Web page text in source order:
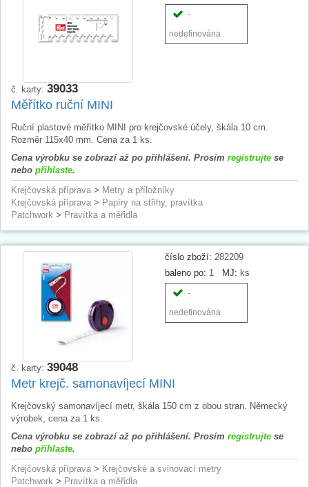
-
nedefinována
č. karty: 39033
Měřítko ruční MINI
Ruční plastové měřítko MINI pro krejčovské účely, škála 10 cm.
Rozměr 115x40 mm. Cena za 1 ks.
Cena výrobku se zobrazí až po přihlášení. Prosím registrujte se
nebo přihlaste.
Krejčovská příprava > Metry a příložníky
Krejčovská příprava > Papíry na střihy, pravítka
Patchwork > Pravítka a měřidla
číslo zboží: 282209
baleno po: 1 MJ: ks
-
nedefinována
č. karty: 39048
Metr krejč. samonavíjecí MINI
Krejčovský samonavíjecí metr, škála 150 cm z obou stran. Německý
výrobek, cena za 1 ks.
Cena výrobku se zobrazí až po přihlášení. Prosím registrujte se
nebo přihlaste.
Krejčovská příprava > Krejčovské a svinovací metry
Patchwork > Pravítka a měřidla